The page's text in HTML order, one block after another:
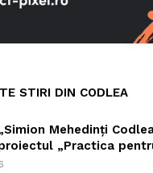
STIRI DIN CODLEA
Mehedinți
„Practica